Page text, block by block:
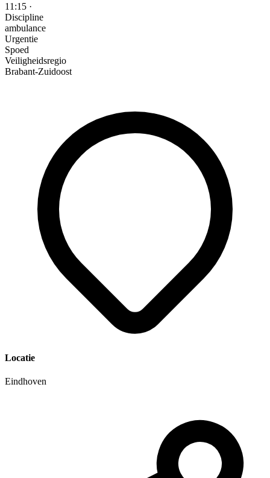
11:15 ·
Discipline
ambulance
Urgentie
Spoed
Veiligheidsregio
Brabant-Zuidoost
Locatie
Eindhoven